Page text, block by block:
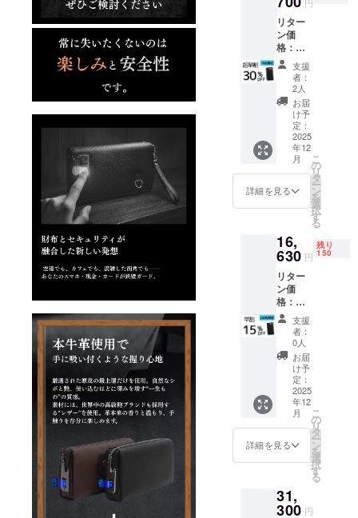
います。
発信するの
は、あなた
の暮らしに
小さな変化
す“新しい選
択肢”。
日本中の人
に「こんな
世界があっ
思ってもら
えるような
挑戦を続け
ていきま
す。
みなさんの
応援が、未
来の定番を
つくりま
リター
ン価
格：
13,700
円 （販
売予定
価格：
19,570
円） ※
リター
ンはす
べて
税・送
料込み
の金額
になり
※皆様の
支援に
より量
産効率
が向上
した場
合、正
規販売
価格が
販売予
定価格
より下
がる可
能性も
ござい
ます。
類似商
があり
ます。
支援
者：
2人
お届
け予
定：
2025
年12
月
詳細を見る
こ
の
リ
タ
ー
ン
を
選
択
す
る
16,
630 円
残り
150
リター
ン価
格：
16,630
円 （販
売予定
価格：
19,570
円） ※
リター
ンはす
べて
税・送
料込み
の金額
になり
※皆様の
支援に
支援
者：
0人
お届
け予
定：
2025
年12
月
詳細を見る
こ
の
リ
タ
ー
ン
を
選
択
す
る
31,
300 円